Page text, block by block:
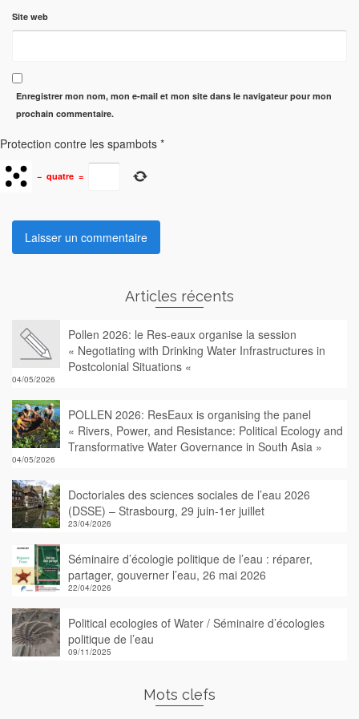
Site web
Enregistrer mon nom, mon e-mail et mon site dans le navigateur pour mon
prochain commentaire.
Protection contre les spambots *
− quatre =
Articles récents
Pollen 2026: le Res-eaux organise la session
« Negotiating with Drinking Water Infrastructures in
Postcolonial Situations «
04/05/2026
POLLEN 2026: ResEaux is organising the panel
« Rivers, Power, and Resistance: Political Ecology and
Transformative Water Governance in South Asia »
04/05/2026
Doctoriales des sciences sociales de l’eau 2026
(DSSE) – Strasbourg, 29 juin-1er juillet
23/04/2026
Séminaire d’écologie politique de l’eau : réparer,
partager, gouverner l’eau, 26 mai 2026
22/04/2026
Political ecologies of Water / Séminaire d’écologies
politique de l’eau
09/11/2025
Mots clefs